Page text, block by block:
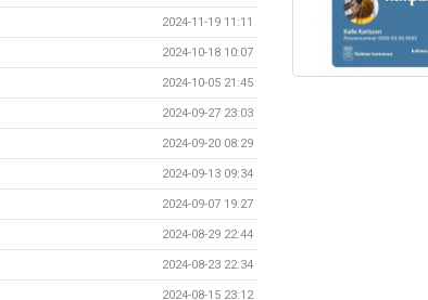
2024-11-19 11:11
2024-10-18 10:07
2024-10-05 21:45
2024-09-27 23:03
2024-09-20 08:29
2024-09-13 09:34
2024-09-07 19:27
2024-08-29 22:44
2024-08-23 22:34
2024-08-15 23:12